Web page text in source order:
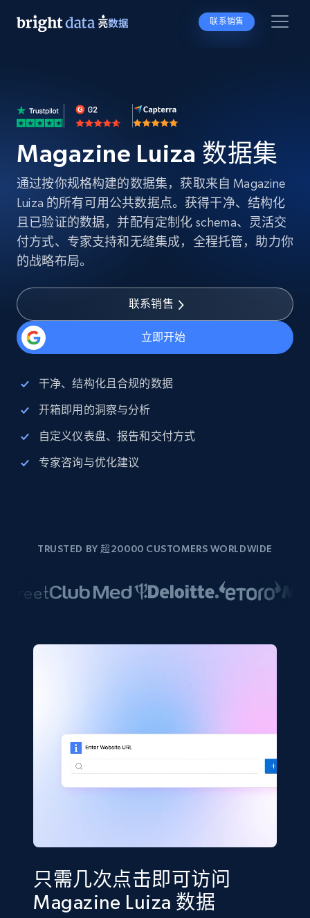
联系销售
Magazine Luiza 数据集
通过按你规格构建的数据集，获取来自 Magazine
Luiza 的所有可用公共数据点。获得干净、结构化
且已验证的数据，并配有定制化 schema、灵活交
付方式、专家支持和无缝集成，全程托管，助力你
的战略布局。
联系销售
立即开始
干净、结构化且合规的数据
开箱即用的洞察与分析
自定义仪表盘、报告和交付方式
专家咨询与优化建议
TRUSTED BY 超20000 CUSTOMERS WORLDWIDE
只需几次点击即可访问
Magazine Luiza 数据